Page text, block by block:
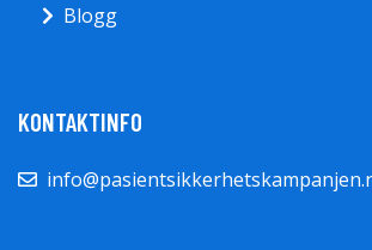
Blogg
KONTAKTINFO